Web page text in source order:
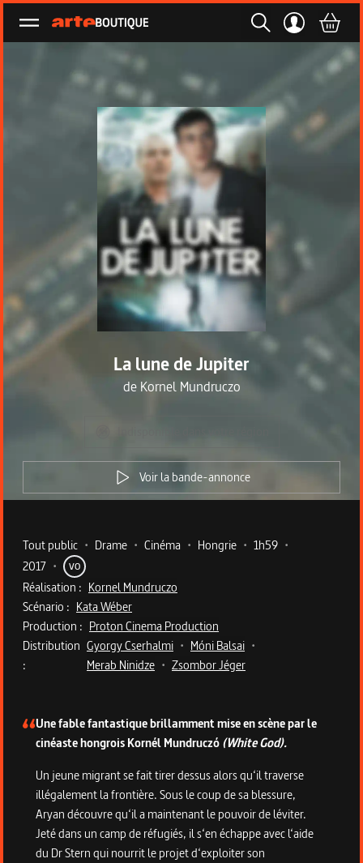
Ouvrir le menu
La lune de Jupiter
de Kornel Mundruczo
Voir la bande-annonce
Metadata du programme
Tout public • Drame • Cinéma • Hongrie • 1h59 •
2017 • VO
Réalisation : Kornel Mundruczo
Scénario : Kata Wéber
Production : Proton Cinema Production
Distribution
:
Gyorgy Cserhalmi • Móni Balsai •
Merab Ninidze • Zsombor Jéger
Une fable fantastique brillamment mise en scène par le
cinéaste hongrois Kornél Mundruczó(White God).
Un jeune migrant se fait tirer dessus alors qu‘il traverse
illégalement la frontière. Sous le coup de sa blessure,
Aryan découvre qu‘il a maintenant le pouvoir de léviter.
Jeté dans un camp de réfugiés, il s‘en échappe avec l‘aide
du Dr Stern qui nourrit le projet d‘exploiter son